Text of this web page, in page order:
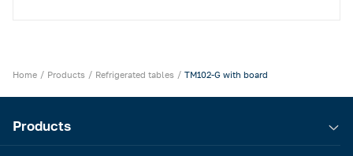
Home Products Refrigerated tables TM102-G with board
Products